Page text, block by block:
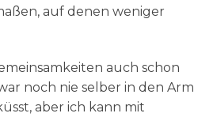
auf denen weniger
auch schon
noch nie selber in den Arm
aber ich kann mit